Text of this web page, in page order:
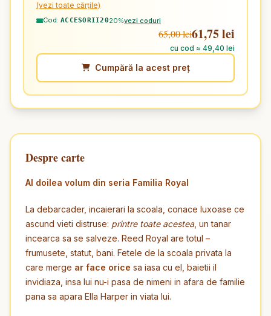
(vezi toate cărțile)
Cod: ACCESORII2020%vezi coduri
65,00 lei61,75 lei
cu cod ≈ 49,40 lei
Cumpără la acest preț
Despre carte
Al doilea volum din seria Familia Royal
La debarcader, incaierari la scoala, conace luxoase ce
ascund vieti distruse: printre toate acestea, un tanar
incearca sa se salveze. Reed Royal are totul –
frumusete, statut, bani. Fetele de la scoala privata la
care merge ar face orice sa iasa cu el, baietii il
invidiaza, insa lui nu-i pasa de nimeni in afara de familie
pana sa apara Ella Harper in viata lui.